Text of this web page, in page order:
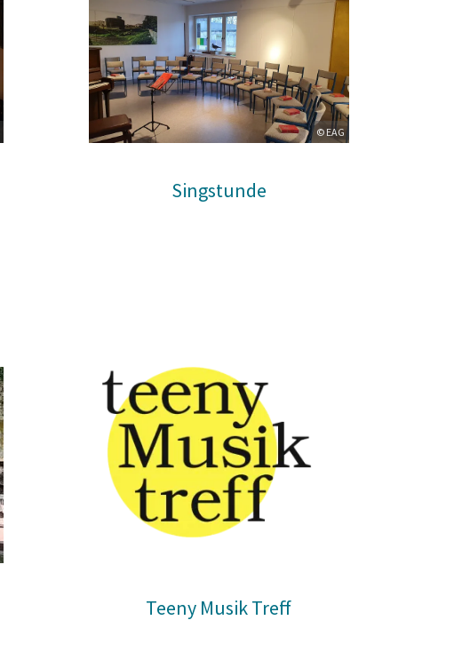
© EAG
Singstunde
Teeny Musik Treff